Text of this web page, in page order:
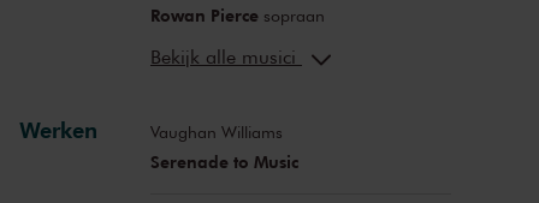
Rowan Piercesopraan
Guy Cutting
Bekijk alle musici
Werken Vaughan Williams
Serenade to Music